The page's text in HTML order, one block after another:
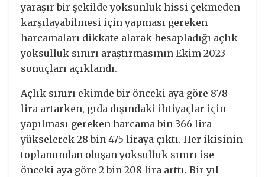
yaraşır bir şekilde yoksunluk hissi çekmeden
karşılayabilmesi için yapması gereken
harcamaları dikkate alarak hesapladığı açlık-
yoksulluk sınırı araştırmasının Ekim 2023
sonuçları açıklandı.
Açlık sınırı ekimde bir önceki aya göre 878
lira artarken, gıda dışındaki ihtiyaçlar için
yapılması gereken harcama bin 366 lira
yükselerek 28 bin 475 liraya çıktı. Her ikisinin
toplamından oluşan yoksulluk sınırı ise
önceki aya göre 2 bin 208 lira arttı. Bir yıl